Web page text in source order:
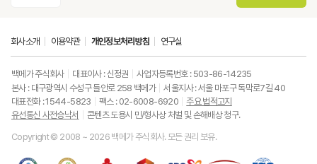
회사소개 이용약관 개인정보처리방침 연구실
백메가 주식회사 대표이사 : 신정권
사업자등록번호 : 503-86-14235
본사 : 대구광역시 수성구 들안로 258 백메가
서울지사 : 서울 마포구 독막로7길 40
대표전화 : 1544-5823
팩스 : 02-6008-6920
주요 법적고지
유선통신 사전승낙서
콘텐츠 도용시 민/형사상 처벌 및 손해배상 청구.
Copyright © 2008 ~ 2026 백메가 주식회사. 모든 권리 보유.
중 중 ISO9001